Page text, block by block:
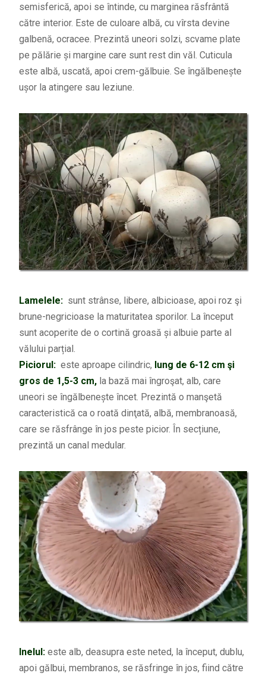
semisferică, apoi se întinde, cu marginea răsfrântă
către interior. Este de culoare albă, cu vîrsta devine
galbenă, ocracee. Prezintă uneori solzi, scvame plate
pe pălărie și margine care sunt rest din văl. Cuticula
este albă, uscată, apoi crem-gălbuie. Se îngălbenește
ușor la atingere sau leziune.
Lamelele: sunt strânse, libere, albicioase, apoi roz şi
brune-negricioase la maturitatea sporilor. La început
sunt acoperite de o cortină groasă și albuie parte al
vălului parțial.
Piciorul: este aproape cilindric, lung de 6-12 cm şi
gros de 1,5-3 cm,la bază mai îngroşat, alb, care
uneori se îngălbenește încet. Prezintă o manşetă
caracteristică ca o roată dinţată, albă, membranoasă,
care se răsfrânge în jos peste picior. În secțiune,
prezintă un canal medular.
Inelul:este alb, deasupra este neted, la început, dublu,
apoi gălbui, membranos, se răsfringe în jos, fiind către